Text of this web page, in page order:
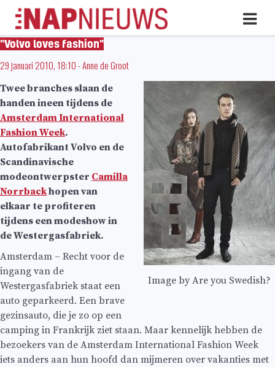
Skip
naar
inhoud
"Volvo loves fashion"
29 januari 2010, 18:10-Anne de Groot
Image by Are you Swedish?
Twee branches slaan de
handen ineen tijdens de
Amsterdam International
Fashion Week.
Autofabrikant Volvo en de
Scandinavische
modeontwerpster Camilla
Norrbackhopen van
elkaar te profiteren
tijdens een modeshow in
de Westergasfabriek.
Amsterdam – Recht voor de
ingang van de
Westergasfabriek staat een
auto geparkeerd. Een brave
gezinsauto, die je zo op een
camping in Frankrijk ziet staan. Maar kennelijk hebben de
bezoekers van de Amsterdam International Fashion Week
iets anders aan hun hoofd dan mijmeren over vakanties met